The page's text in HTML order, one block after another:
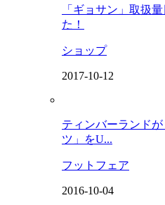
「ギョサン」取扱
た！
ショップ
2017-10-12
ティンバーランド
ツ」をU...
フットフェア
2016-10-04